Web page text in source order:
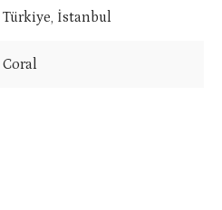
Türkiye, İstanbul
Coral